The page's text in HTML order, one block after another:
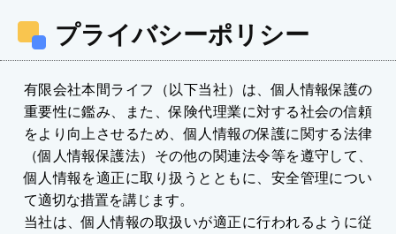
プライバシーポリシー
有限会社本間ライフ（以下当社）は、個人情報保護の
重要性に鑑み、また、保険代理業に対する社会の信頼
をより向上させるため、個人情報の保護に関する法律
（個人情報保護法）その他の関連法令等を遵守して、
個人情報を適正に取り扱うとともに、安全管理につい
て適切な措置を講じます。
当社は、個人情報の取扱いが適正に行われるように従